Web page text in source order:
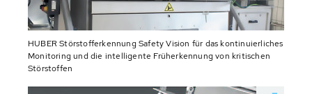
HUBER Störstofferkennung Safety Vision für das kontinuierliches
Monitoring und die intelligente Früherkennung von kritischen
Störstoffen